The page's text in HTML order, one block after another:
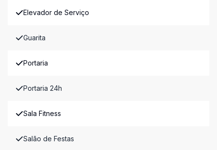
Elevador de Serviço
Guarita
Portaria
Portaria 24h
Sala Fitness
Salão de Festas